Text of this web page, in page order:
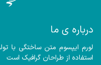
درباره ی ما
استفاده از طراحان گرافیک است